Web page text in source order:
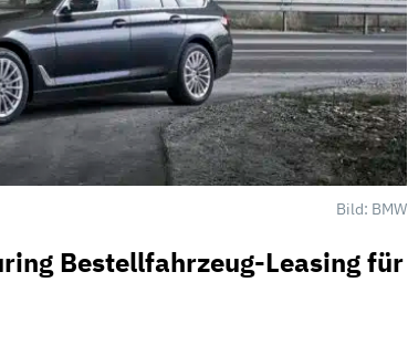
Bild: BMW
Bestellfahrzeug-Leasing für